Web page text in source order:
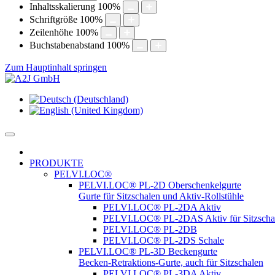
Inhaltsskalierung 100%
Schriftgröße 100%
Zeilenhöhe 100%
Buchstabenabstand 100%
Zum Hauptinhalt springen
PRODUKTE
PELVI.LOC®
PELVI.LOC® PL-2D Oberschenkelgurte
Gurte für Sitzschalen und Aktiv-Rollstühle
PELVI.LOC® PL-2DA Aktiv
PELVI.LOC® PL-2DAS Aktiv für
PELVI.LOC® PL-2DB
PELVI.LOC® PL-2DS Schale
PELVI.LOC® PL-3D Beckengurte
Becken-Retraktions-Gurte, auch für Sitzschalen